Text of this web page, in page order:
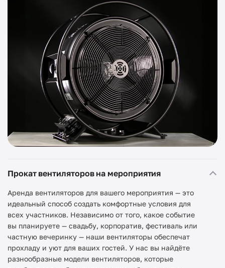
Прокат вентиляторов на мероприятия
Аренда вентиляторов для вашего мероприятия — это
идеальный способ создать комфортные условия для
всех участников. Независимо от того, какое событие
вы планируете — свадьбу, корпоратив, фестиваль или
частную вечеринку — наши вентиляторы обеспечат
прохладу и уют для ваших гостей. У нас вы найдёте
разнообразные модели вентиляторов, которые